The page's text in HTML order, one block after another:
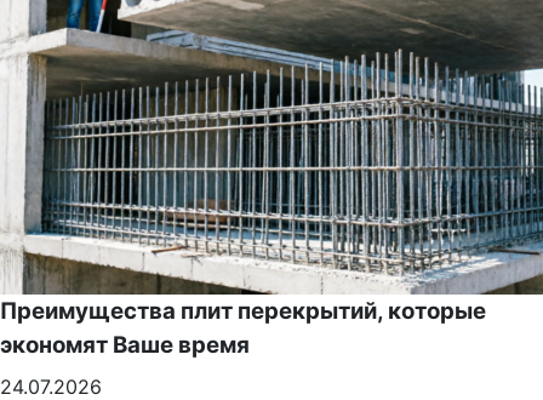
Преимущества плит перекрытий, которые
экономят Ваше время
24.07.2026